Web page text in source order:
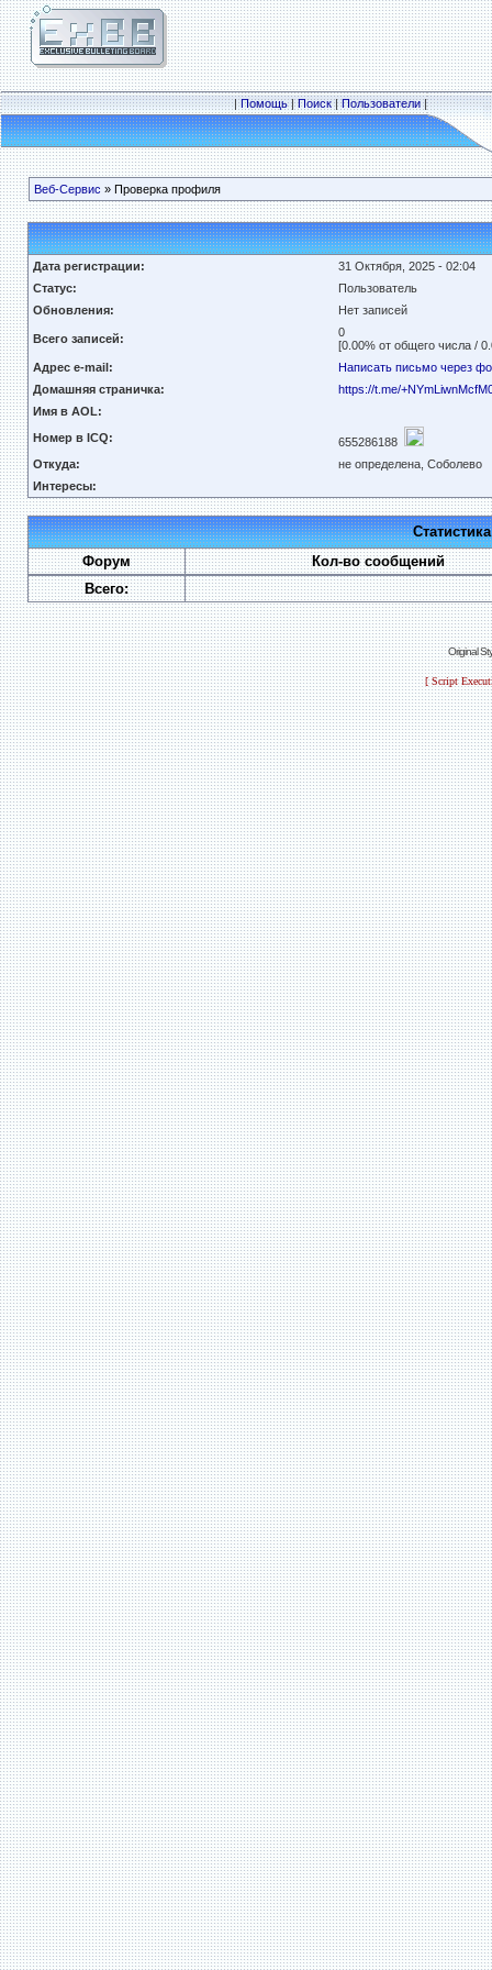
|Помощь|Поиск|Пользователи|
Веб-Сервис » Проверка профиля
Дата регистрации:
31 Октября, 2025 - 02:04
Статус:
Пользователь
Обновления:
Нет записей
Всего записей:
0
[0.00% от общего числа /
Адрес e-mail:
Написать письмо через
Домашняя страничка:
https://t.me/
Имя в AOL:
Номер в ICQ:
655286188
Откуда:
не определена, Соболево
Интересы:
Форум
Кол-во сообщений
Всего:
Original
[ Script